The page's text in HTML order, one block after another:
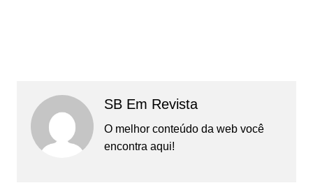
SB Em Revista
O melhor conteúdo da web você
encontra aqui!